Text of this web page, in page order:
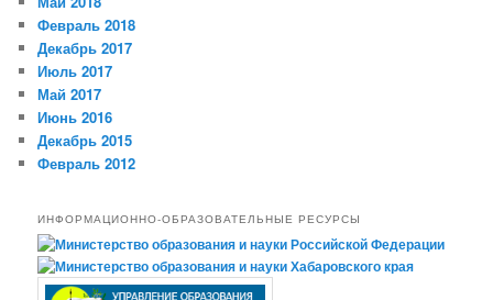
Февраль 2018
Декабрь 2017
Июль 2017
Май 2017
Июнь 2016
Декабрь 2015
Февраль 2012
ИНФОРМАЦИОННО-ОБРАЗОВАТЕЛЬНЫЕ РЕСУРСЫ